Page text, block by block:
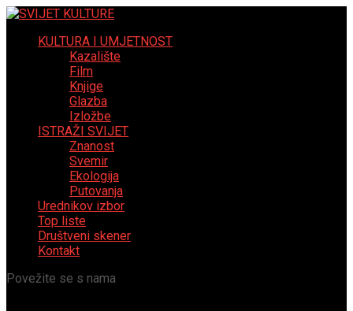
KULTURA I UMJETNOST
Kazalište
Film
Knjige
Glazba
Izložbe
ISTRAŽI SVIJET
Znanost
Svemir
Ekologija
Putovanja
Urednikov izbor
Top liste
Društveni skener
Kontakt
Povežite se s nama